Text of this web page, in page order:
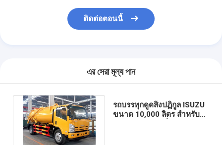
ติดต่อตอนนี้
এর সেরা মূল্য পান
รถบรรทุกดูดสิ่งปฏิกูล ISUZU
ขนาด 10,000 ลิตร สำหรับ